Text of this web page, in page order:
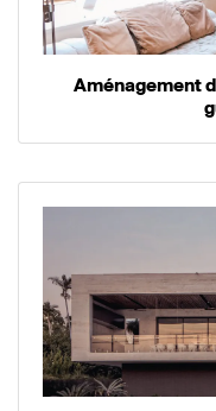
Aménagement